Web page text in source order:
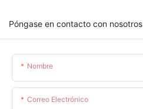
Póngase en contacto con nosotros
Nombre
Correo Electrónico